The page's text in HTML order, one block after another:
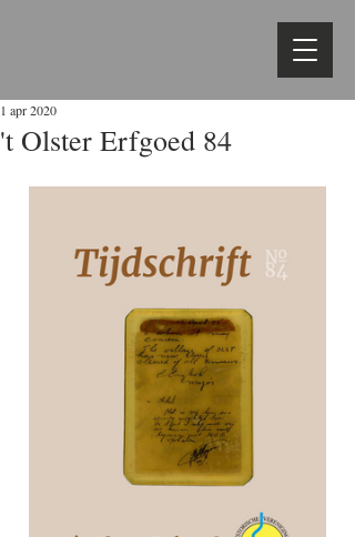
't Olster Erfgoed 84
1 apr 2020